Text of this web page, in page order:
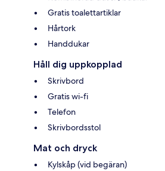
Gratis toalettartiklar
Hårtork
Handdukar
Håll dig uppkopplad
Skrivbord
Gratis wi-fi
Telefon
Skrivbordsstol
Mat och dryck
Kylskåp (vid begäran)